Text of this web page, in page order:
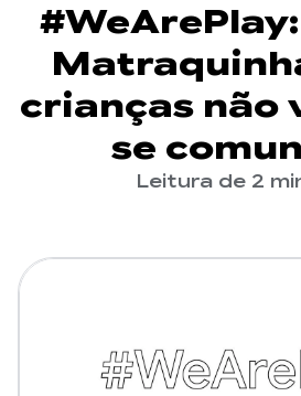
crianças não
se
Leitura de 2